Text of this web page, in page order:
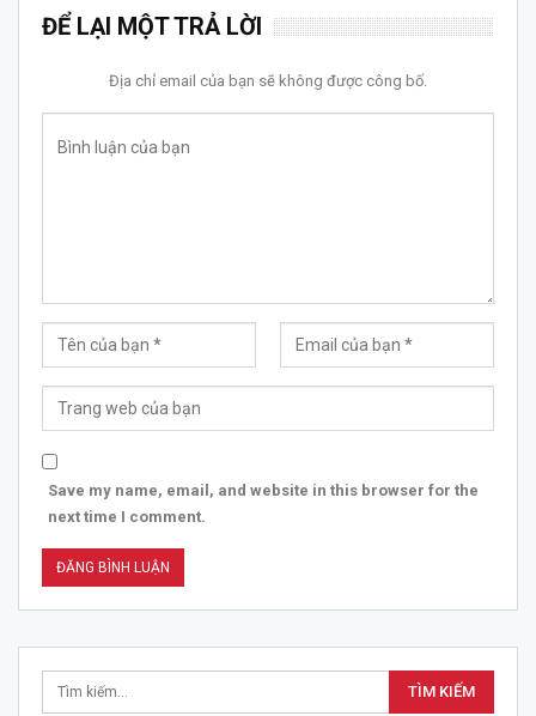
ĐỂ LẠI MỘT TRẢ LỜI
Địa chỉ email của bạn sẽ không được công bố.
Save my name, email, and website in this browser for the
next time I comment.